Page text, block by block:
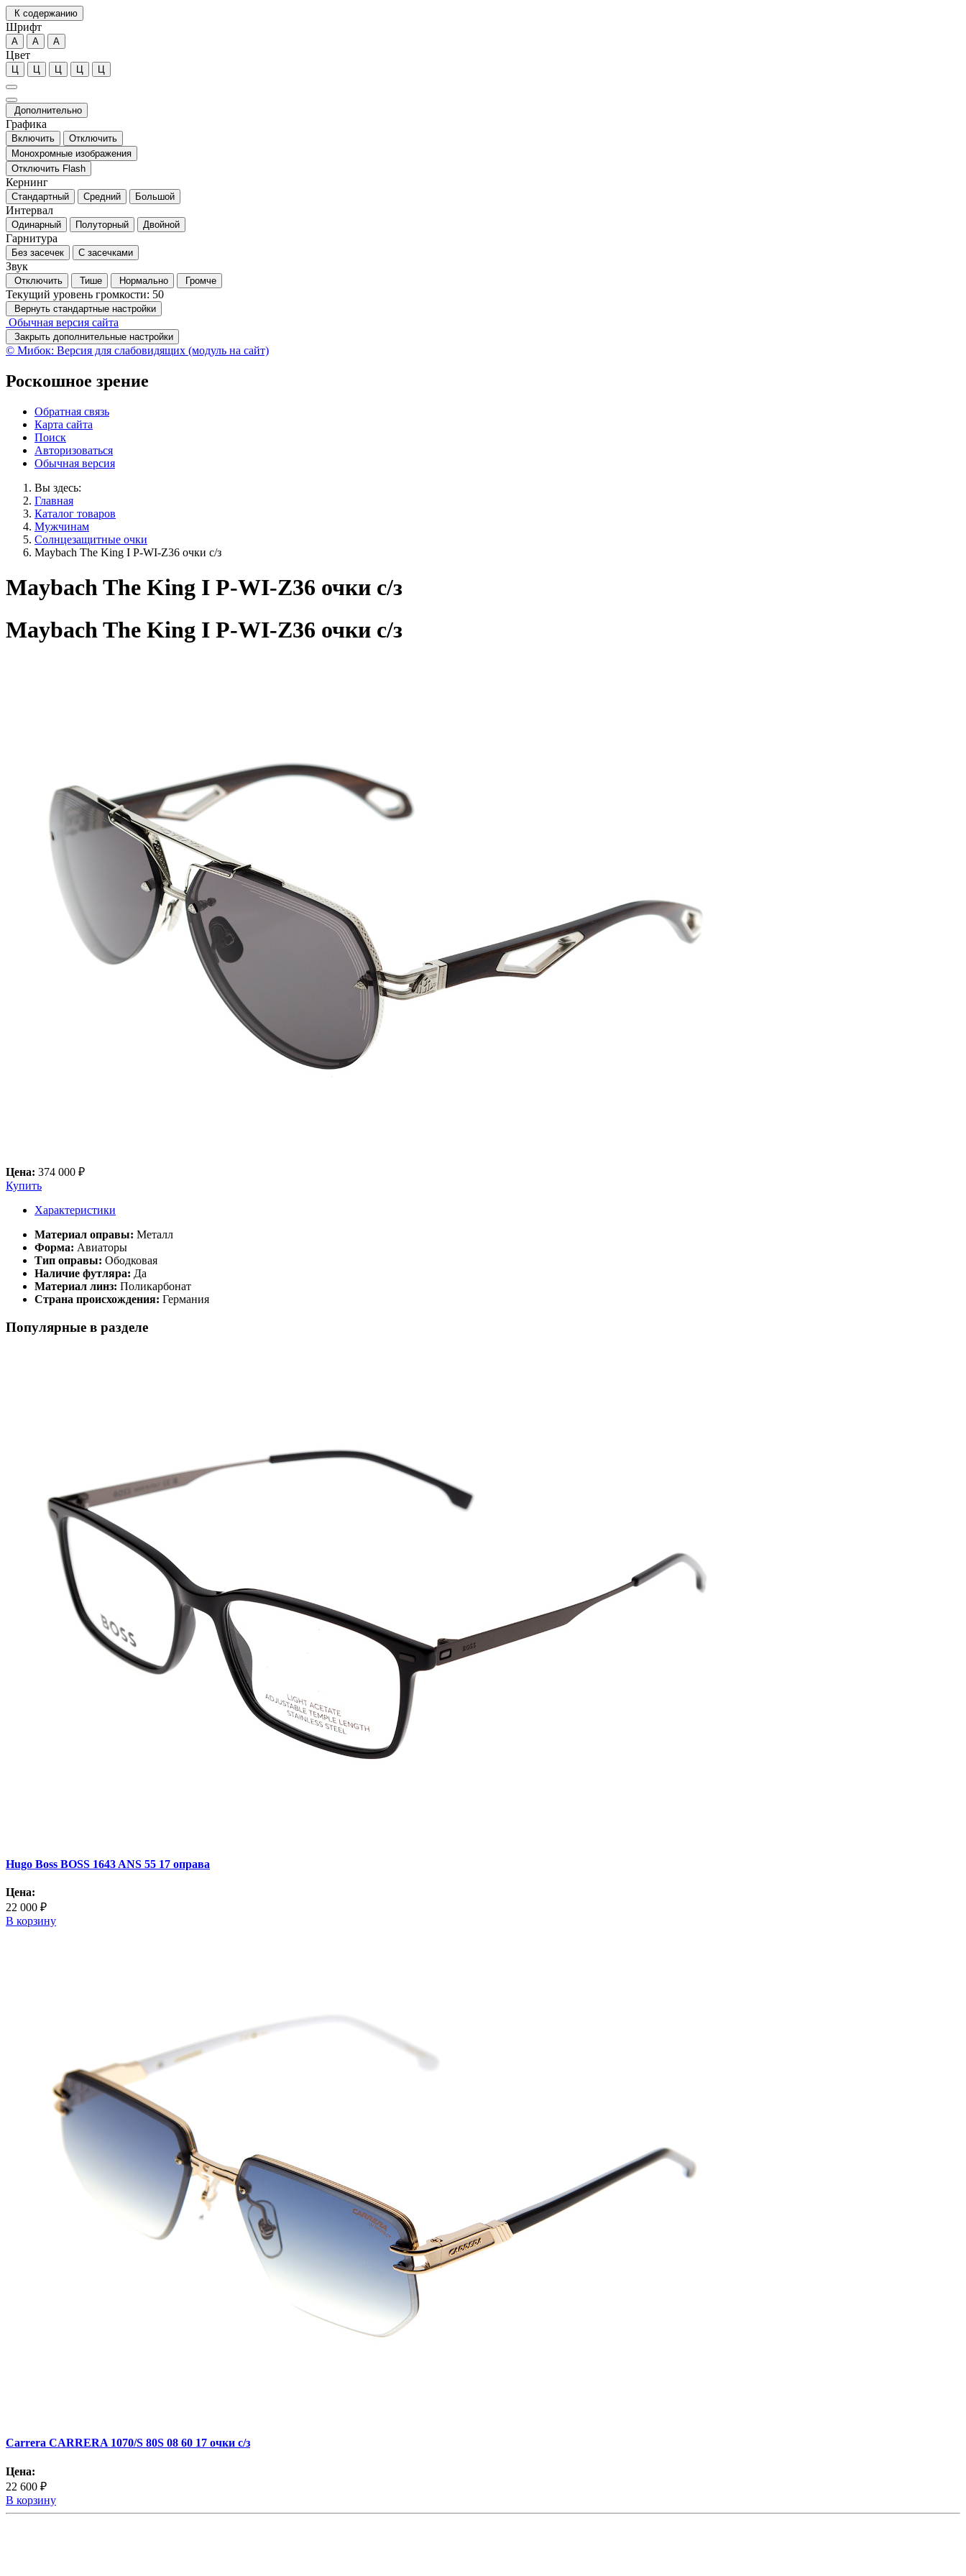
К содержанию
Шрифт
А А А
Цвет
Ц Ц Ц Ц Ц
Дополнительно
Графика
Включить
Отключить
Монохромные изображения
Отключить Flash
Кернинг
Стандартный Средний Большой
Интервал
Одинарный Полуторный Двойной
Гарнитура
Без засечек С засечками
Звук
Отключить Тише Нормально Громче
Текущий уровень громкости: 50
Вернуть стандартные настройки
Обычная версия сайта
Закрыть дополнительные настройки
© Мибок: Версия для слабовидящих (модуль на сайт)
Роскошное зрение
Обратная связь
Карта сайта
Поиск
Авторизоваться
Обычная версия
Вы здесь:
Главная
Каталог товаров
Мужчинам
Солнцезащитные очки
Maybach The King I P-WI-Z36 очки с/з
Maybach The King I P-WI-Z36 очки с/з
Maybach The King I P-WI-Z36 очки с/з
Цена: 374 000 ₽
Купить
Характеристики
Материал оправы: Металл
Форма: Авиаторы
Тип оправы: Ободковая
Наличие футляра: Да
Материал линз: Поликарбонат
Страна происхождения: Германия
Популярные в разделе
Hugo Boss BOSS 1643 ANS 55 17 оправа
Цена:
22 000 ₽
В корзину
Carrera CARRERA 1070/S 80S 08 60 17 очки с/з
Цена:
22 600 ₽
В корзину